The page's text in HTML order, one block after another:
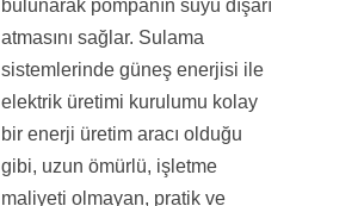
bulunarak pompanın suyu dışarı
atmasını sağlar. Sulama
sistemlerinde güneş enerjisi ile
elektrik üretimi kurulumu kolay
bir enerji üretim aracı olduğu
gibi, uzun ömürlü, işletme
maliyeti olmayan, pratik ve